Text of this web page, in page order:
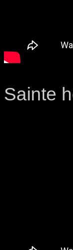
Sainte